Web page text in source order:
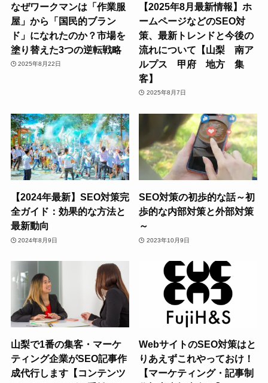
なぜワークマンは「作業服
屋」から「国民的ブラン
ド」になれたのか？市場を
塗り替えた3つの逆転戦略
2025年8月22日
【2025年8月最新情報】ホ
ームページなどのSEO対
策、最新トレンドと今後の
流れについて【山梨 南ア
ルプス 甲府 地方 集
客】
2025年8月7日
【2024年最新】SEO対策完
全ガイド：効果的な方法と
最新動向
2024年8月9日
SEO対策の初歩的な話～初
歩的な内部対策と外部対策
～
2023年10月9日
山梨で1番の集客・マーケ
ティング企業がSEO記事作
成代行します【コンテンツ
WebサイトのSEO対策はと
りあえずこれやっておけ！
【マーケティング・記事制